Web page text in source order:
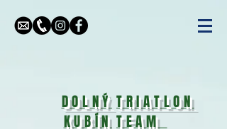
DOLNÝ
KUBÍN
TRIATLON
TEAM